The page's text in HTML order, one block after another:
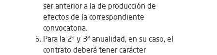
ser anterior a la de producción de
efectos de la correspondiente
convocatoria.
Para la 2ª y 3ª anualidad, en su caso, el
contrato deberá tener carácter